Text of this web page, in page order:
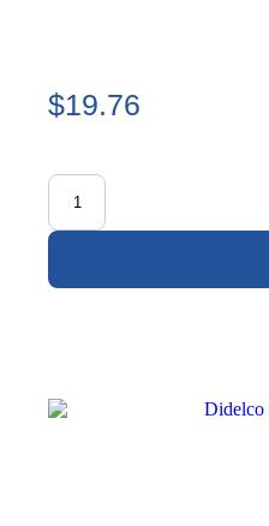
$19.76